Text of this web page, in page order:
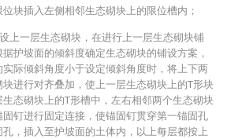
块插入左侧相邻生态砌块上的限位槽内；
上一层生态砌块，在进行上一层生态砌块铺
护坡面的倾斜度确定生态砌块的铺设方案，
实际倾斜角度小于设定倾斜角度时，将上下两
块进行对齐叠加，使上一层生态砌块上的T形块
生态砌块上的T形槽中，左右相邻两个生态砌块
固钉进行固定连接，使锚固钉贯穿第一锚固孔
孔，插入至护坡面的土体内，以上每层都按上